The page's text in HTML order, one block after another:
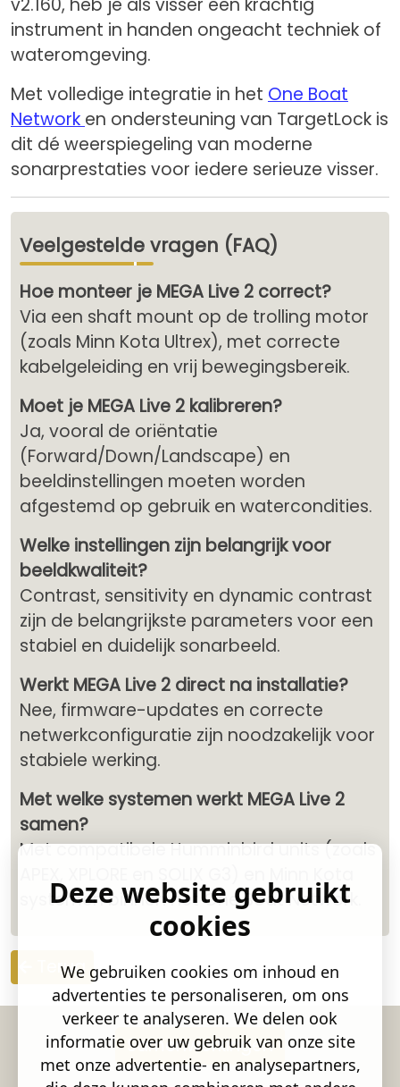
v2.160, heb je als visser een krachtig
instrument in handen ongeacht techniek of
wateromgeving.
Met volledige integratie in het One Boat
Network en ondersteuning van TargetLock is
dit dé weerspiegeling van moderne
sonarprestaties voor iedere serieuze visser.
Veelgestelde vragen (FAQ)
Hoe monteer je MEGA Live 2 correct?
Via een shaft mount op de trolling motor
(zoals Minn Kota Ultrex), met correcte
kabelgeleiding en vrij bewegingsbereik.
Moet je MEGA Live 2 kalibreren?
Ja, vooral de oriëntatie
(Forward/Down/Landscape) en
beeldinstellingen moeten worden
afgestemd op gebruik en watercondities.
Welke instellingen zijn belangrijk voor
beeldkwaliteit?
Contrast, sensitivity en dynamic contrast
zijn de belangrijkste parameters voor een
stabiel en duidelijk sonarbeeld.
Werkt MEGA Live 2 direct na installatie?
Nee, firmware-updates en correcte
netwerkconfiguratie zijn noodzakelijk voor
stabiele werking.
Met welke systemen werkt MEGA Live 2
samen?
Met compatibele Humminbird units (zoals
systemen binnen het One Boat Network.
Terug
Samenwerkingen
Deze website gebruikt
cookies
We gebruiken cookies om inhoud en
advertenties te personaliseren, om ons
verkeer te analyseren. We delen ook
informatie over uw gebruik van onze site
met onze advertentie- en analysepartners,